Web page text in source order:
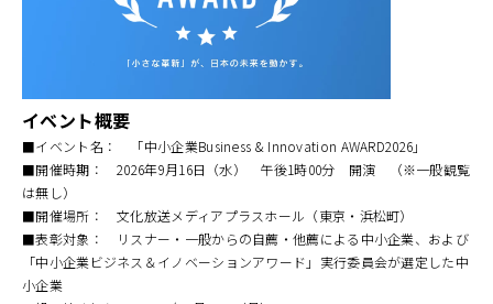
イベント概要
■イベント名： 「中小企業Business & Innovation AWARD2026」
■開催時期： 2026年9月16日（水） 午後1時00分 開演 （※一般観覧
は無し）
■開催場所： 文化放送メディアプラスホール（東京・浜松町）
■表彰対象： リスナー・一般からの自薦・他薦による中小企業、および
「中小企業ビジネス＆イノベーションアワード」実行委員会が選定した中
小企業